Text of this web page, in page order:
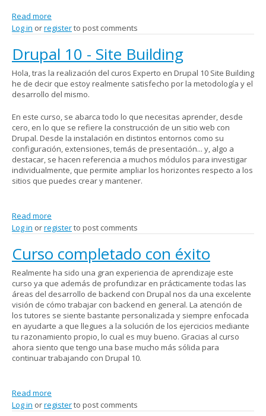
Read more
Log in orregisterto post comments
Drupal 10 - Site Building
Hola, tras la realización del curos Experto en Drupal 10 Site Building
he de decir que estoy realmente satisfecho por la metodología y el
desarrollo del mismo.
En este curso, se abarca todo lo que necesitas aprender, desde
cero, en lo que se refiere la construcción de un sitio web con
Drupal. Desde la instalación en distintos entornos como su
configuración, extensiones, temás de presentación... y, algo a
destacar, se hacen referencia a muchos módulos para investigar
individualmente, que permite ampliar los horizontes respecto a los
sitios que puedes crear y mantener.
Read more
Log in orregisterto post comments
Curso completado con éxito
Realmente ha sido una gran experiencia de aprendizaje este
curso ya que además de profundizar en prácticamente todas las
áreas del desarrollo de backend con Drupal nos da una excelente
visión de cómo trabajar con backend en general. La atención de
los tutores se siente bastante personalizada y siempre enfocada
en ayudarte a que llegues a la solución de los ejercicios mediante
tu razonamiento propio, lo cual es muy bueno. Gracias al curso
ahora siento que tengo una base mucho más sólida para
continuar trabajando con Drupal 10.
Read more
Log in orregisterto post comments